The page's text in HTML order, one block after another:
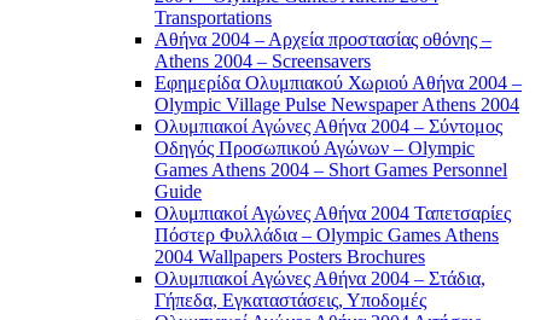
Transportations
Αθήνα 2004 – Αρχεία προστασίας οθόνης –
Athens 2004 – Screensavers
Εφημερίδα Ολυμπιακού Χωριού Αθήνα 2004 –
Olympic Village Pulse Newspaper Athens 2004
Ολυμπιακοί Αγώνες Αθήνα 2004 – Σύντομος
Οδηγός Προσωπικού Αγώνων – Olympic
Games Athens 2004 – Short Games Personnel
Guide
Ολυμπιακοί Αγώνες Αθήνα 2004 Ταπετσαρίες
Πόστερ Φυλλάδια – Olympic Games Athens
2004 Wallpapers Posters Brochures
Ολυμπιακοί Αγώνες Αθήνα 2004 – Στάδια,
Γήπεδα, Εγκαταστάσεις, Υποδομές